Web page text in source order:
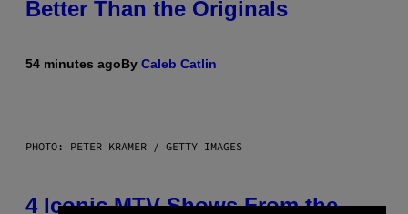
Better Than the Originals
54 minutes agoBy Caleb Catlin
PHOTO: PETER KRAMER / GETTY IMAGES
4 Iconic MTV Shows From the